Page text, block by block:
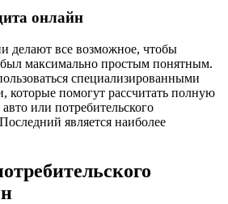
онлайн
делают все возможное, чтобы
был максимально простым понятным.
специализированными
которые помогут рассчитать полную
или потребительского
является наиболее